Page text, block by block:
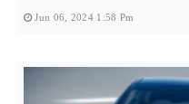
Jun 06, 2024 1:58 Pm